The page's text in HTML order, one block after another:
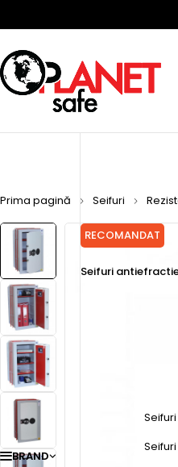
BRAND
Seifuri
Prima pagină Seifuri
RECOMANDAT